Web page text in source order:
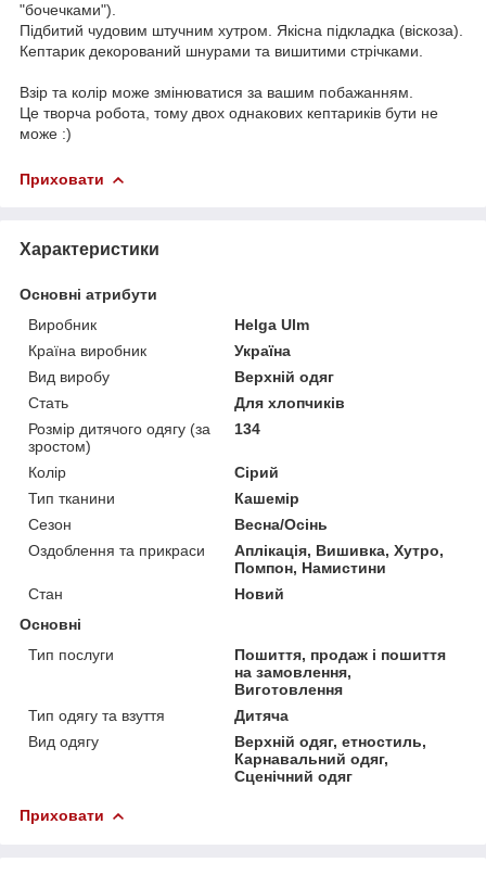
"бочечками").
Підбитий чудовим штучним хутром. Якісна підкладка (віскоза).
Кептарик декорований шнурами та вишитими стрічками.
Взір та колір може змінюватися за вашим побажанням.
Це творча робота, тому двох однакових кептариків бути не
може :)
Приховати
Характеристики
Основні атрибути
Виробник
Helga Ulm
Країна виробник
Україна
Вид виробу
Верхній одяг
Стать
Для хлопчиків
Розмір дитячого одягу (за
зростом)
134
Колір
Сірий
Тип тканини
Кашемір
Сезон
Весна/Осінь
Оздоблення та прикраси
Аплікація, Вишивка, Хутро,
Помпон, Намистини
Стан
Новий
Основні
Тип послуги
Пошиття, продаж і пошиття
на замовлення,
Виготовлення
Тип одягу та взуття
Дитяча
Вид одягу
Верхній одяг, етностиль,
Карнавальний одяг,
Сценічний одяг
Приховати